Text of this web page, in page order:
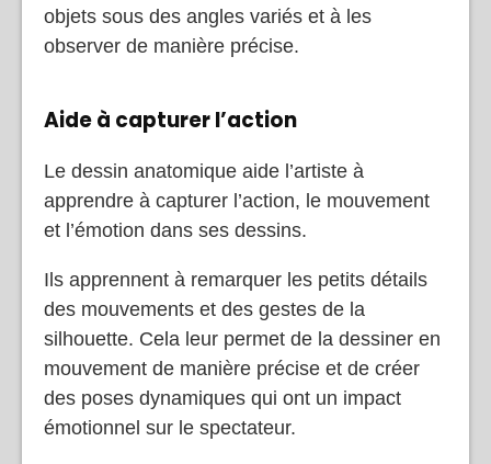
objets sous des angles variés et à les
observer de manière précise.
Aide à capturer l’action
Le dessin anatomique aide l’artiste à
apprendre à capturer l’action, le mouvement
et l’émotion dans ses dessins.
Ils apprennent à remarquer les petits détails
des mouvements et des gestes de la
silhouette. Cela leur permet de la dessiner en
mouvement de manière précise et de créer
des poses dynamiques qui ont un impact
émotionnel sur le spectateur.